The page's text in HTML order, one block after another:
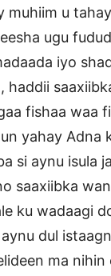
muhiim u
ugu
iyo
haddii
fishaa waa
yahay Adna
si aynu isula
saaxiibka
ku wadaagi
dul
ma nihin